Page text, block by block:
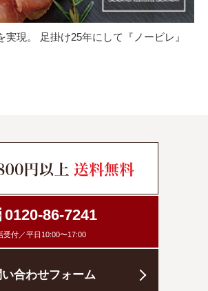
実現。 足掛け25年にして『ノービレ』
0120-86-7241
受付／平日10:00〜17:00
合わせフォーム